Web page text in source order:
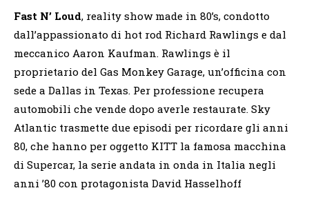
Fast N’ Loud, reality show made in 80’s, condotto
dall’appassionato di hot rod Richard Rawlings e dal
meccanico Aaron Kaufman. Rawlings è il
proprietario del Gas Monkey Garage, un’officina con
sede a Dallas in Texas. Per professione recupera
automobili che vende dopo averle restaurate. Sky
Atlantic trasmette due episodi per ricordare gli anni
80, che hanno per oggetto KITT la famosa macchina
di Supercar, la serie andata in onda in Italia negli
anni ’80 con protagonista David Hasselhoff